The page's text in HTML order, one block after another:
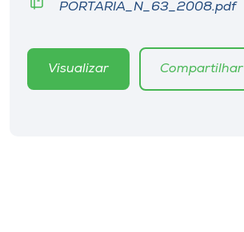
CPA
Biblioteca
PORTARIA_N_63_2008.pdf
Visualizar Compartilhar